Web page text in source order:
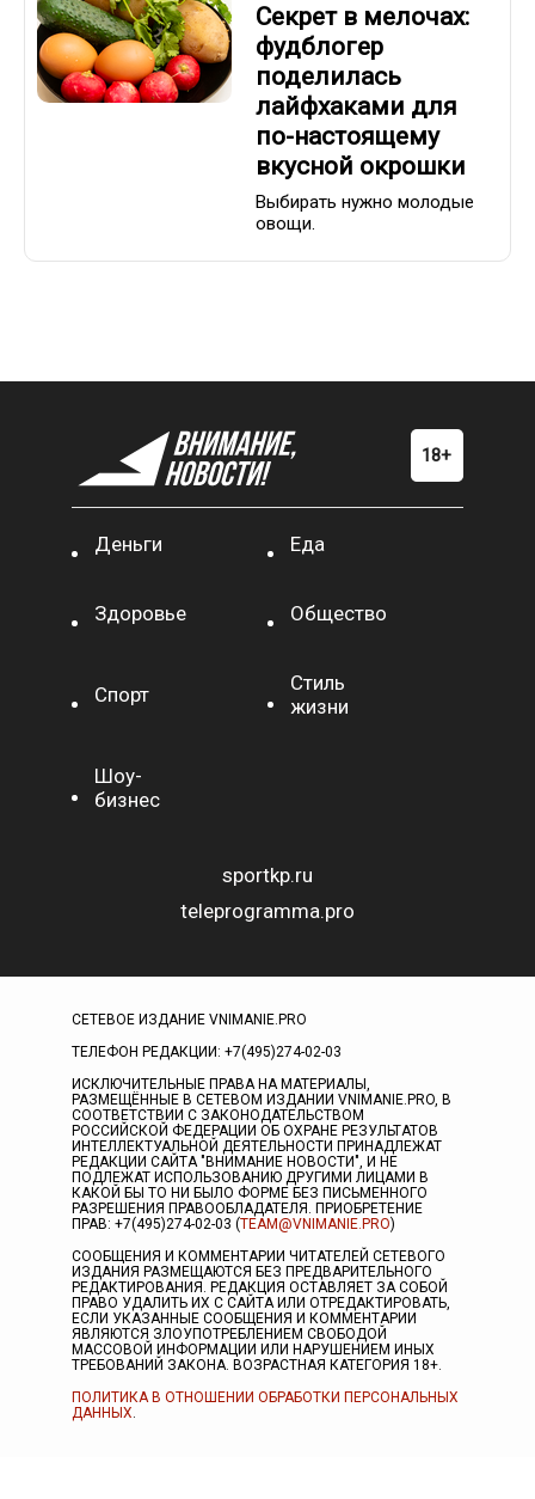
Секрет в мелочах:
фудблогер
поделилась
лайфхаками для
по-настоящему
вкусной окрошки
Выбирать нужно молодые
овощи.
Деньги Еда
Здоровье Общество
Спорт
Стиль
жизни
Шоу-
бизнес
sportkp.ru
teleprogramma.pro
СЕТЕВОЕ ИЗДАНИЕ VNIMANIE.PRO
ТЕЛЕФОН РЕДАКЦИИ: +7(495)274-02-03
ИСКЛЮЧИТЕЛЬНЫЕ ПРАВА НА МАТЕРИАЛЫ,
РАЗМЕЩЁННЫЕ В СЕТЕВОМ ИЗДАНИИ VNIMANIE.PRO, В
СООТВЕТСТВИИ С ЗАКОНОДАТЕЛЬСТВОМ
РОССИЙСКОЙ ФЕДЕРАЦИИ ОБ ОХРАНЕ РЕЗУЛЬТАТОВ
ИНТЕЛЛЕКТУАЛЬНОЙ ДЕЯТЕЛЬНОСТИ ПРИНАДЛЕЖАТ
РЕДАКЦИИ САЙТА "ВНИМАНИЕ НОВОСТИ", И НЕ
ПОДЛЕЖАТ ИСПОЛЬЗОВАНИЮ ДРУГИМИ ЛИЦАМИ В
КАКОЙ БЫ ТО НИ БЫЛО ФОРМЕ БЕЗ ПИСЬМЕННОГО
РАЗРЕШЕНИЯ ПРАВООБЛАДАТЕЛЯ. ПРИОБРЕТЕНИЕ
ПРАВ: +7(495)274-02-03 (TEAM@VNIMANIE.PRO)
СООБЩЕНИЯ И КОММЕНТАРИИ ЧИТАТЕЛЕЙ СЕТЕВОГО
ИЗДАНИЯ РАЗМЕЩАЮТСЯ БЕЗ ПРЕДВАРИТЕЛЬНОГО
РЕДАКТИРОВАНИЯ. РЕДАКЦИЯ ОСТАВЛЯЕТ ЗА СОБОЙ
ПРАВО УДАЛИТЬ ИХ С САЙТА ИЛИ ОТРЕДАКТИРОВАТЬ,
ЕСЛИ УКАЗАННЫЕ СООБЩЕНИЯ И КОММЕНТАРИИ
ЯВЛЯЮТСЯ ЗЛОУПОТРЕБЛЕНИЕМ СВОБОДОЙ
МАССОВОЙ ИНФОРМАЦИИ ИЛИ НАРУШЕНИЕМ ИНЫХ
ТРЕБОВАНИЙ ЗАКОНА. ВОЗРАСТНАЯ КАТЕГОРИЯ 18+.
ПОЛИТИКА В ОТНОШЕНИИ ОБРАБОТКИ ПЕРСОНАЛЬНЫХ
ДАННЫХ.